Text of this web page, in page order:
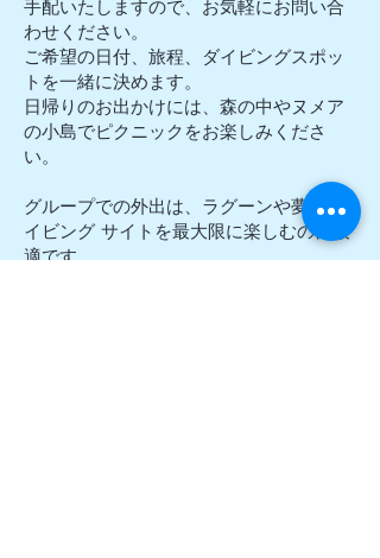
手配いたしますので、お気軽にお問い合
わせください。
ご希望の日付、旅程、ダイビングスポッ
トを一緒に決めます。
日帰りのお出かけには、森の中やヌメア
の小島でピクニックをお楽しみくださ
い。
グループでの外出は、ラグーンや夢のダ
イビング サイトを最大限に楽しむのに最
適です。